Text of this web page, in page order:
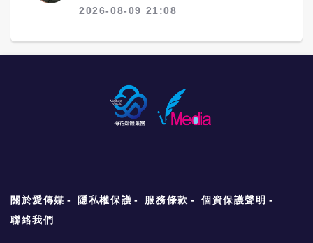
2026-08-09 21:08
關於愛傳媒 隱私權保護 服務條款
個資保護聲明
聯絡我們